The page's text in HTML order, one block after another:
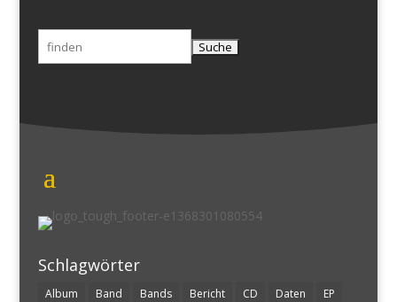
Suchen
nach:
Schlagwörter
Album Band Bands Bericht CD Daten EP